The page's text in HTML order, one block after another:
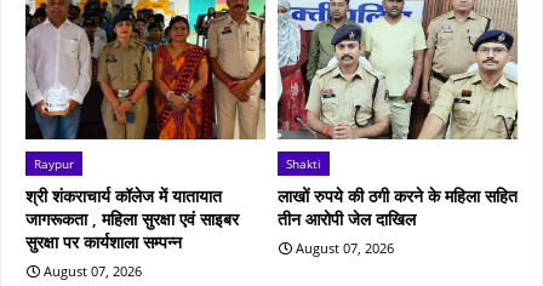
Raypur
श्री शंकराचार्य कॉलेज में यातायात
जागरूकता , महिला सुरक्षा एवं साइबर
सुरक्षा पर कार्यशाला सम्पन्न
August 07, 2026
Shakti
लाखों रुपये की ठगी करने के महिला सहित
तीन आरोपी जेल दाखिल
August 07, 2026